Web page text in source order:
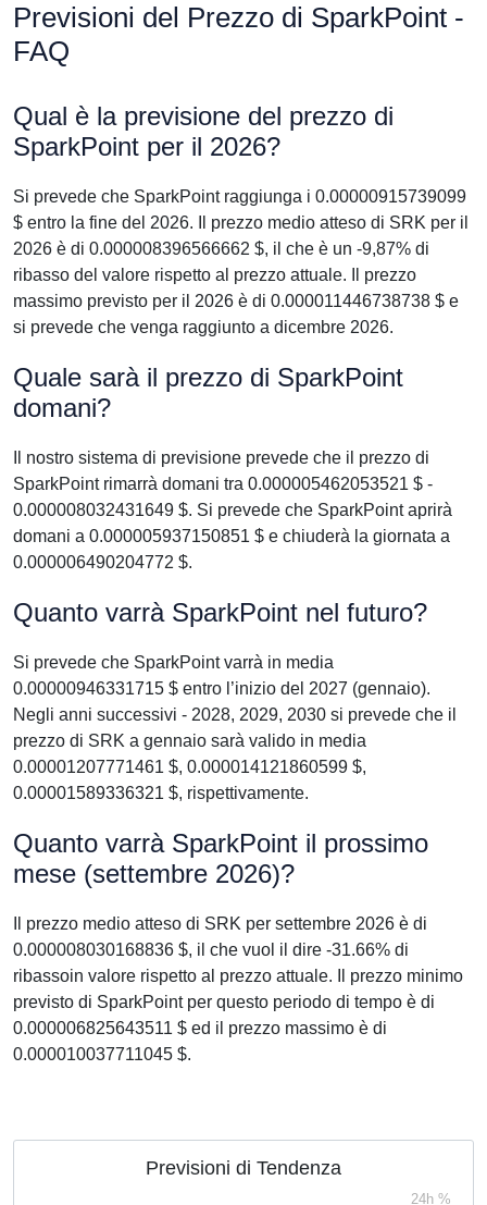
Previsioni del Prezzo di SparkPoint -
FAQ
Qual è la previsione del prezzo di
SparkPoint per il 2026?
Si prevede che SparkPoint raggiunga i 0.00000915739099
$ entro la fine del 2026. Il prezzo medio atteso di SRK per il
2026 è di 0.000008396566662 $, il che è un -9,87% di
ribasso del valore rispetto al prezzo attuale. Il prezzo
massimo previsto per il 2026 è di 0.000011446738738 $ e
si prevede che venga raggiunto a dicembre 2026.
Quale sarà il prezzo di SparkPoint
domani?
Il nostro sistema di previsione prevede che il prezzo di
SparkPoint rimarrà domani tra 0.000005462053521 $ -
0.000008032431649 $. Si prevede che SparkPoint aprirà
domani a 0.000005937150851 $ e chiuderà la giornata a
0.000006490204772 $.
Quanto varrà SparkPoint nel futuro?
Si prevede che SparkPoint varrà in media
0.00000946331715 $ entro l’inizio del 2027 (gennaio).
Negli anni successivi - 2028, 2029, 2030 si prevede che il
prezzo di SRK a gennaio sarà valido in media
0.00001207771461 $, 0.000014121860599 $,
0.00001589336321 $, rispettivamente.
Quanto varrà SparkPoint il prossimo
mese (settembre 2026)?
Il prezzo medio atteso di SRK per settembre 2026 è di
0.000008030168836 $, il che vuol il dire -31.66% di
ribassoin valore rispetto al prezzo attuale. Il prezzo minimo
previsto di SparkPoint per questo periodo di tempo è di
0.000006825643511 $ ed il prezzo massimo è di
0.000010037711045 $.
Previsioni di Tendenza
24h %